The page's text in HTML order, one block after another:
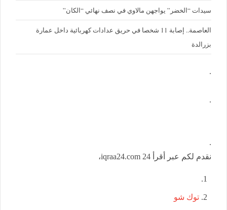
سيدات “الخضر” يواجهن مالاوي في نصف نهائي “الكان”
العاصمة.. إصابة 11 شخصا في حريق عدادات كهربائية داخل عمارة
بزرالدة
.
.
.
نقدم لكم عبر أقرأ 24 iqraa24.com،
توك شو